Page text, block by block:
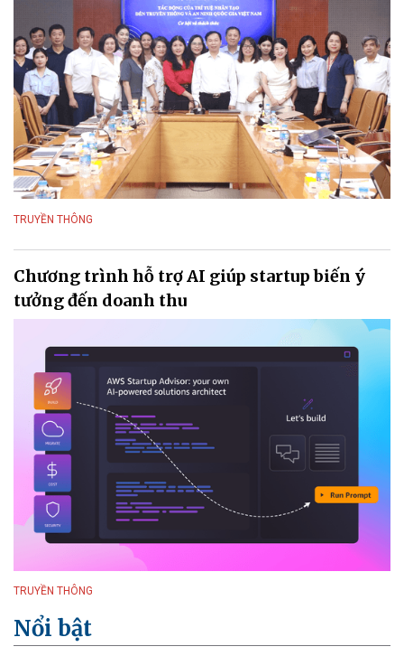
TRUYỀN THÔNG
Chương trình hỗ trợ AI giúp startup biến ý
tưởng đến doanh thu
TRUYỀN THÔNG
Nổi bật